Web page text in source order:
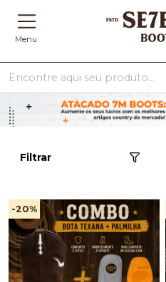
Menu
Filtrar
-20%